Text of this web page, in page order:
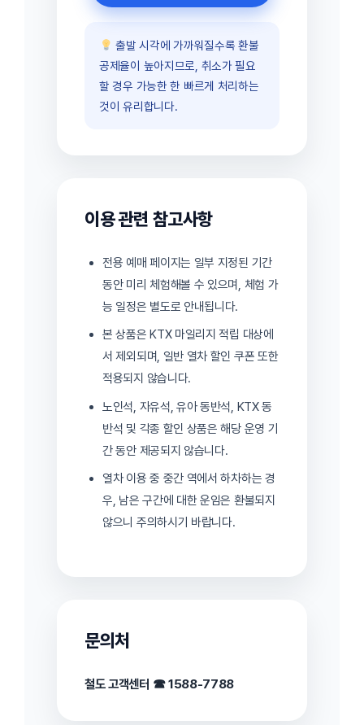
출발 시각에 가까워질수록 환불
공제율이 높아지므로, 취소가 필요
할 경우 가능한 한 빠르게 처리하는
것이 유리합니다.
이용 관련 참고사항
전용 예매 페이지는 일부 지정된 기간
동안 미리 체험해볼 수 있으며, 체험 가
능 일정은 별도로 안내됩니다.
본 상품은 KTX 마일리지 적립 대상에
서 제외되며, 일반 열차 할인 쿠폰 또한
적용되지 않습니다.
노인석, 자유석, 유아 동반석, KTX 동
반석 및 각종 할인 상품은 해당 운영 기
간 동안 제공되지 않습니다.
열차 이용 중 중간 역에서 하차하는 경
우, 남은 구간에 대한 운임은 환불되지
않으니 주의하시기 바랍니다.
문의처
철도 고객센터 ☎ 1588-7788